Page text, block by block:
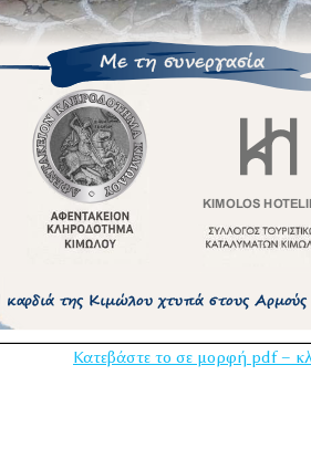
Κατεβάστε το σε μορφή pdf –